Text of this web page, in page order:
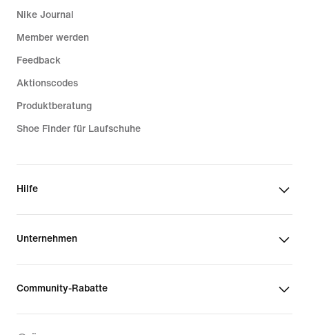
Nike Journal
Member werden
Feedback
Aktionscodes
Produktberatung
Shoe Finder für Laufschuhe
Hilfe
Unternehmen
Community-Rabatte